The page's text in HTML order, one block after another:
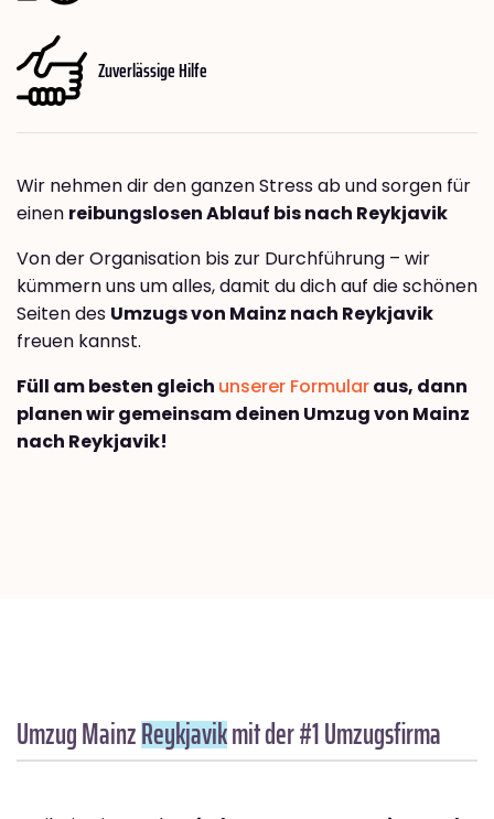
Zuverlässige Hilfe
Wir nehmen dir den ganzen Stress ab und sorgen für
einen reibungslosen Ablauf bis nach Reykjavik
Von der Organisation bis zur Durchführung – wir
kümmern uns um alles, damit du dich auf die schönen
Seiten des Umzugs von Mainz nach Reykjavik
freuen kannst.
Füll am besten gleich unserer Formularaus, dann
planen wir gemeinsam deinen Umzug von Mainz
nach Reykjavik!
Umzug MainzReykjavikmit der #1 Umzugsfirma